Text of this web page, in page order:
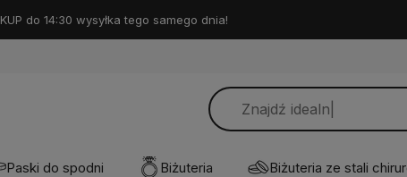
KUP do 14:30 wysyłka tego samego dnia!
Paski do spodni Biżuteria Biżuteria ze stali